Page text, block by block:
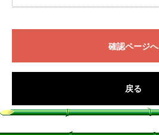
確認ページへ
戻る